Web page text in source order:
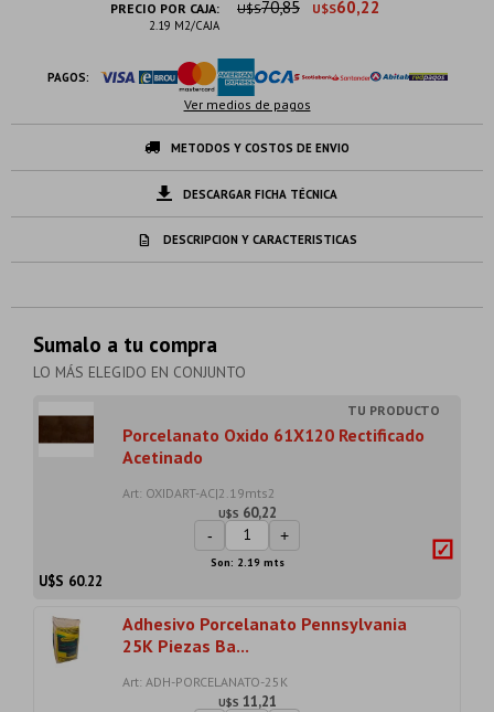
PRECIO POR CAJA:
2.19 M2/CAJA
U$S60,22
U$S70,85
PAGOS:
Ver medios de pagos
METODOS Y COSTOS DE ENVIO
DESCARGAR FICHA TÉCNICA
DESCRIPCION Y CARACTERISTICAS
Sumalo a tu compra
LO MÁS ELEGIDO EN CONJUNTO
Porcelanato Oxido 61X120 Rectificado
Acetinado
Art: OXIDART-AC|2.19mts2
U$S 60,22
- +
Son: 2.19 mts
U$S 60.22
Adhesivo Porcelanato Pennsylvania
25K Piezas Ba...
Art: ADH-PORCELANATO-25K
U$S 11,21